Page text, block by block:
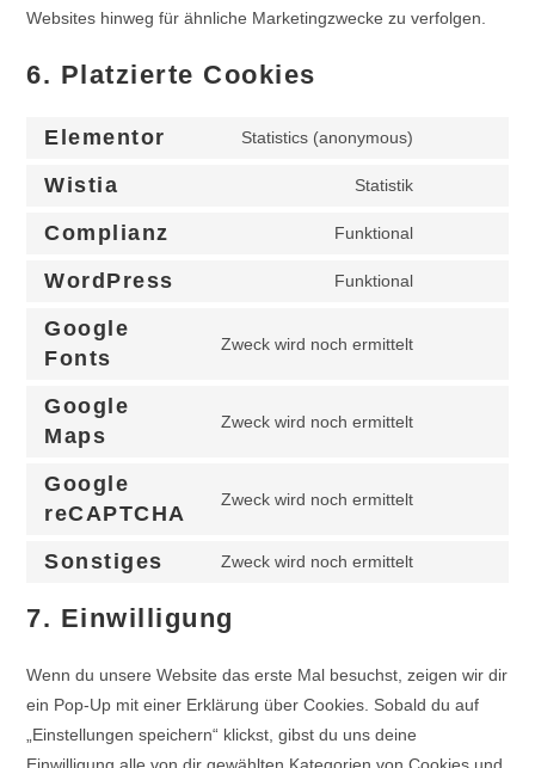
Websites hinweg für ähnliche Marketingzwecke zu verfolgen.
6. Platzierte Cookies
Elementor Statistics (anonymous)
Wistia Statistik
Complianz Funktional
WordPress Funktional
Google
Fonts
Zweck wird noch ermittelt
Google
Maps
Zweck wird noch ermittelt
Google
reCAPTCHA
Zweck wird noch ermittelt
Sonstiges Zweck wird noch ermittelt
7. Einwilligung
Wenn du unsere Website das erste Mal besuchst, zeigen wir dir
ein Pop-Up mit einer Erklärung über Cookies. Sobald du auf
„Einstellungen speichern“ klickst, gibst du uns deine